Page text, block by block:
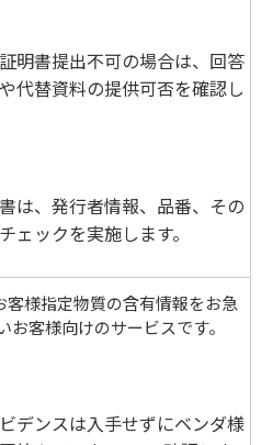
明書提出不可の場合は、回答
代替資料の提供可否を確認し
は、発行者情報、品番、その
ェックを実施します。
様指定物質の含有情報をお急
お客様向けのサービスです。
デンスは入手せずにベンダ様